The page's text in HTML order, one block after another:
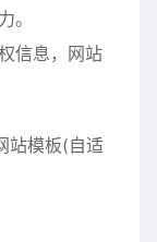
。
信息，网站